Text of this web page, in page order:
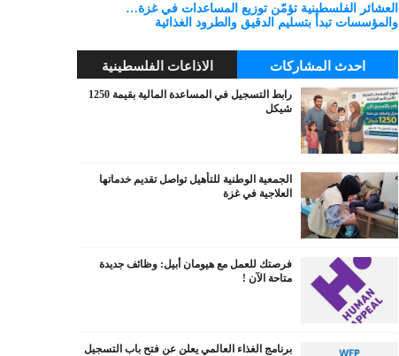
العشائر الفلسطينية تؤمّن توزيع المساعدات في غزة…
والمؤسسات تبدأ بتسليم الدقيق والطرود الغذائية
احدث المشاركات الاذاعات الفلسطينية
رابط التسجيل في المساعدة المالية بقيمة 1250
شيكل
الجمعية الوطنية للتأهيل تواصل تقديم خدماتها
العلاجية في غزة
فرصتك للعمل مع هيومان أبيل: وظائف جديدة
متاحة الآن !
برنامج الغذاء العالمي يعلن عن فتح باب التسجيل